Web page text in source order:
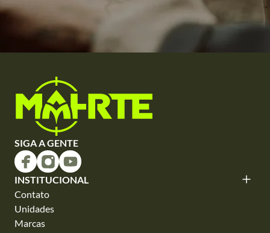
SIGA A GENTE
INSTITUCIONAL
Contato
Unidades
Marcas